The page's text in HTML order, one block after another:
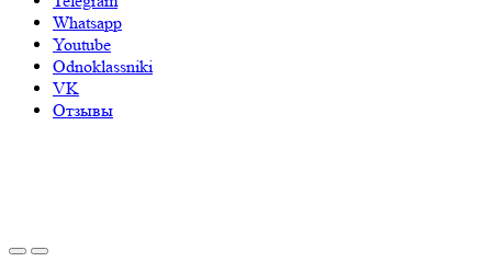
Whatsapp
Youtube
Odnoklassniki
VK
Отзывы